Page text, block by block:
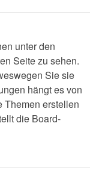
unter den
Seite zu sehen.
Sie sie
hängt es von
Themen erstellen
die Board-